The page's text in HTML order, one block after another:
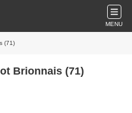
MENU
(71)
Brionnais (71)